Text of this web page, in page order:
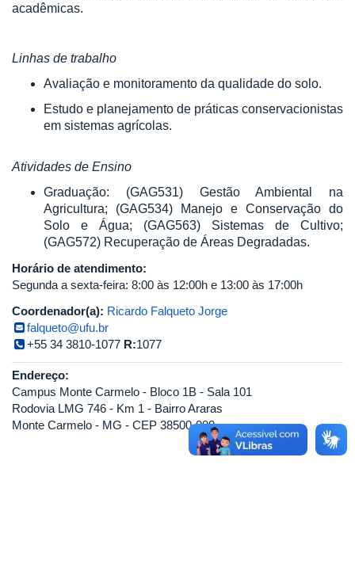
acadêmicas.
Linhas de trabalho
Avaliação e monitoramento da qualidade do solo.
Estudo e planejamento de práticas conservacionistas
em sistemas agrícolas.
Atividades de Ensino
Graduação: (GAG531) Gestão Ambiental na
Agricultura; (GAG534) Manejo e Conservação do
Solo e Água; (GAG563) Sistemas de Cultivo;
(GAG572) Recuperação de Áreas Degradadas.
Horário de atendimento:
Segunda a sexta-feira: 8:00 às 12:00h e 13:00 às 17:00h
Coordenador(a): Ricardo Falqueto Jorge
falqueto@ufu.br
+55 34 3810-1077 R:1077
Endereço:
Campus Monte Carmelo - Bloco 1B - Sala 101
Rodovia LMG 746 - Km 1 - Bairro Araras
Monte Carmelo - MG - CEP 38500-000